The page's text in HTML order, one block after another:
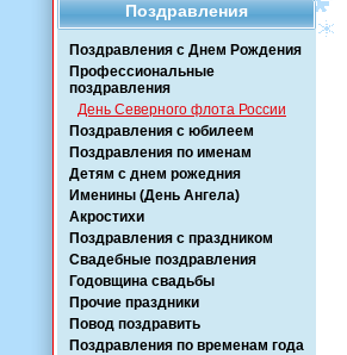
Поздравления
Поздравления с Днем Рождения
Профессиональные
поздравления
День Северного флота России
Поздравления с юбилеем
Поздравления по именам
Детям с днем рожедния
Именины (День Ангела)
Акростихи
Поздравления с праздником
Свадебные поздравления
Годовщина свадьбы
Прочие праздники
Повод поздравить
Поздравления по временам года